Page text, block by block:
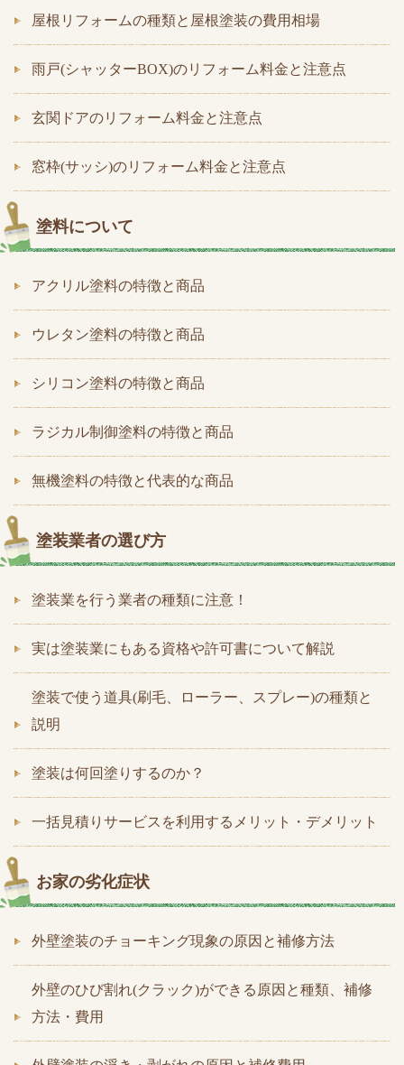
屋根リフォームの種類と屋根塗装の費用相場
雨戸(シャッターBOX)のリフォーム料金と注意点
玄関ドアのリフォーム料金と注意点
窓枠(サッシ)のリフォーム料金と注意点
塗料について
アクリル塗料の特徴と商品
ウレタン塗料の特徴と商品
シリコン塗料の特徴と商品
ラジカル制御塗料の特徴と商品
無機塗料の特徴と代表的な商品
塗装業者の選び方
塗装業を行う業者の種類に注意！
実は塗装業にもある資格や許可書について解説
塗装で使う道具(刷毛、ローラー、スプレー)の種類と
説明
塗装は何回塗りするのか？
一括見積りサービスを利用するメリット・デメリット
お家の劣化症状
外壁塗装のチョーキング現象の原因と補修方法
外壁のひび割れ(クラック)ができる原因と種類、補修
方法・費用